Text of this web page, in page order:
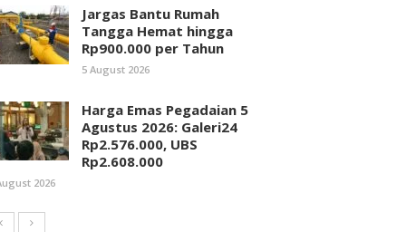
Jargas Bantu Rumah
Tangga Hemat hingga
Rp900.000 per Tahun
5 August 2026
Harga Emas Pegadaian 5
Agustus 2026: Galeri24
Rp2.576.000, UBS
Rp2.608.000
2026